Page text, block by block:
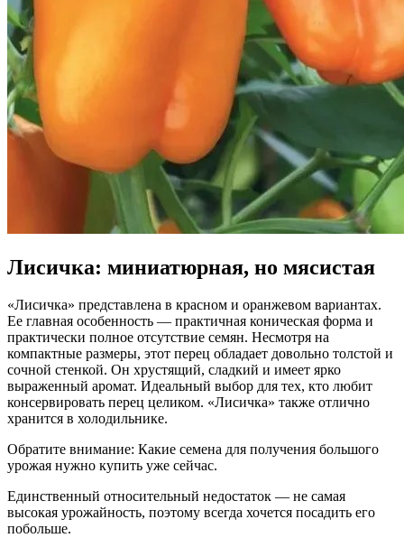
Лисичка: миниатюрная, но мясистая
«Лисичка» представлена в красном и оранжевом вариантах.
Ее главная особенность — практичная коническая форма и
практически полное отсутствие семян. Несмотря на
компактные размеры, этот перец обладает довольно толстой и
сочной стенкой. Он хрустящий, сладкий и имеет ярко
выраженный аромат. Идеальный выбор для тех, кто любит
консервировать перец целиком. «Лисичка» также отлично
хранится в холодильнике.
Обратите внимание: Какие семена для получения большого
урожая нужно купить уже сейчас.
Единственный относительный недостаток — не самая
высокая урожайность, поэтому всегда хочется посадить его
побольше.